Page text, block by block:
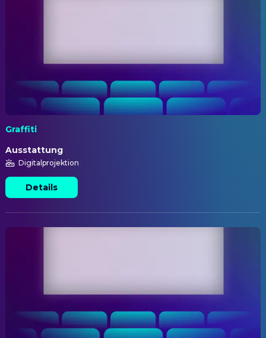
Graffiti
Ausstattung
Digitalprojektion
Details